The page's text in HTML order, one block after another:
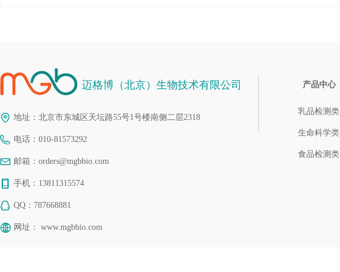
迈格博（北京）生物技术有限公司
地址： 北京市东城区天坛路55号1号楼南侧二层2318
电话： 010-81573292
邮箱： orders@mgbbio.com
手机： 13811315574
QQ： 787668881
网址： www.mgbbio.com
乳品检测类
生命科学类
食品检测类
产品中心